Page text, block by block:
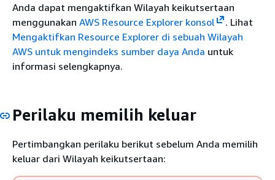
Anda dapat mengaktifkan Wilayah keikutsertaan
menggunakan AWS Resource Explorer konsol
. Lihat
Mengaktifkan Resource Explorer di sebuah Wilayah
AWS untuk mengindeks sumber daya Anda untuk
informasi selengkapnya.
Perilaku memilih keluar
Pertimbangkan perilaku berikut sebelum Anda memilih
keluar dari Wilayah keikutsertaan: